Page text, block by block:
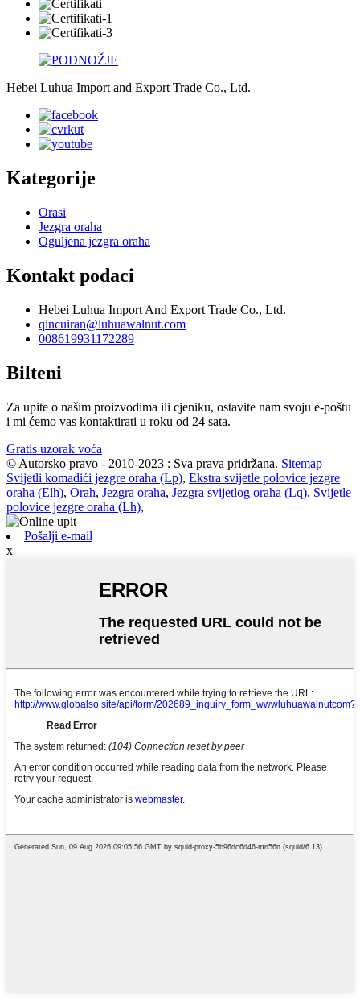
Hebei Luhua Import and Export Trade Co., Ltd.
Kategorije
Orasi
Jezgra oraha
Oguljena jezgra oraha
Kontakt podaci
Hebei Luhua Import And Export Trade Co., Ltd.
qincuiran@luhuawalnut.com
008619931172289
Bilteni
Za upite o našim proizvodima ili cjeniku, ostavite nam svoju e-poštu
i mi ćemo vas kontaktirati u roku od 24 sata.
Gratis uzorak voća
© Autorsko pravo - 2010-2023 : Sva prava pridržana. Sitemap
Svijetli komadići jezgre oraha (Lp), Ekstra svijetle polovice jezgre
oraha (Elh), Orah, Jezgra oraha, Jezgra svijetlog oraha (Lq), Svijetle
polovice jezgre oraha (Lh),
Pošalji e-mail
x